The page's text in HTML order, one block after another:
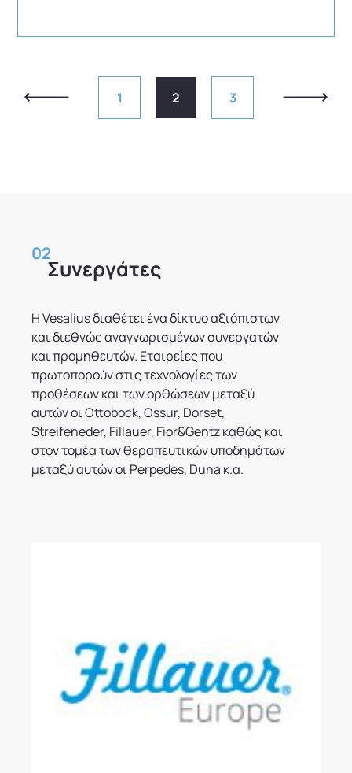
1 2 3
02
Συνεργάτες
Η Vesalius διαθέτει ένα δίκτυο αξιόπιστων
και διεθνώς αναγνωρισμένων συνεργατών
και προμηθευτών. Εταιρείες που
πρωτοπορούν στις τεχνολογίες των
προθέσεων και των ορθώσεων μεταξύ
αυτών οι Ottobock, Ossur, Dorset,
Streifeneder, Fillauer, Fior&Gentz καθώς και
στον τομέα των θεραπευτικών υποδημάτων
μεταξύ αυτών οι Perpedes, Duna κ.α.